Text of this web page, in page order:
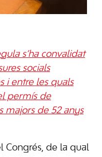
s’ha convalidat
socials
i entre les quals
permís de
majors de 52 anys
Congrés, de la qual